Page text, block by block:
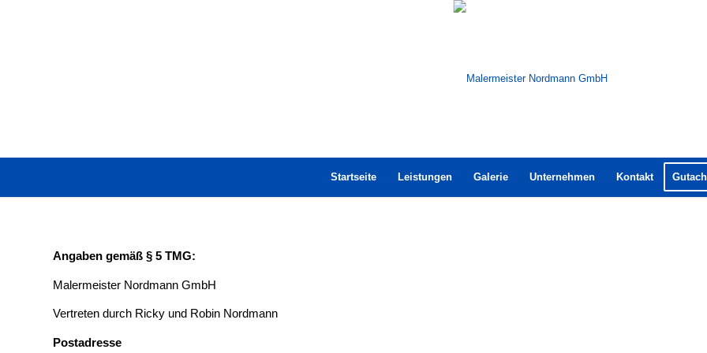
Startseite Leistungen Galerie Unternehmen Kontakt
Angaben gemäß § 5 TMG:
Malermeister Nordmann GmbH
Vertreten durch Ricky und Robin Nordmann
Postadresse